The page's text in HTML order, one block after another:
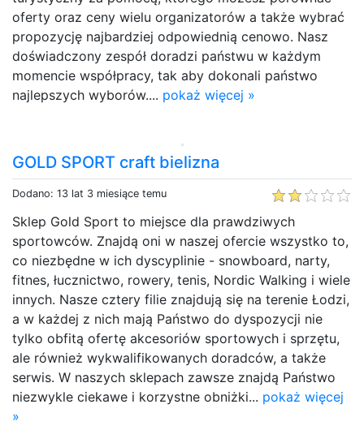
oferty oraz ceny wielu organizatorów a także wybrać
propozycję najbardziej odpowiednią cenowo. Nasz
doświadczony zespół doradzi państwu w każdym
momencie współpracy, tak aby dokonali państwo
najlepszych wyborów.... pokaż więcej »
GOLD SPORT craft bielizna
Dodano: 13 lat 3 miesiące temu
Sklep Gold Sport to miejsce dla prawdziwych
sportowców. Znajdą oni w naszej ofercie wszystko to,
co niezbędne w ich dyscyplinie - snowboard, narty,
fitnes, łucznictwo, rowery, tenis, Nordic Walking i wiele
innych. Nasze cztery filie znajdują się na terenie Łodzi,
a w każdej z nich mają Państwo do dyspozycji nie
tylko obfitą ofertę akcesoriów sportowych i sprzętu,
ale również wykwalifikowanych doradców, a także
serwis. W naszych sklepach zawsze znajdą Państwo
niezwykle ciekawe i korzystne obniżki... pokaż więcej
»